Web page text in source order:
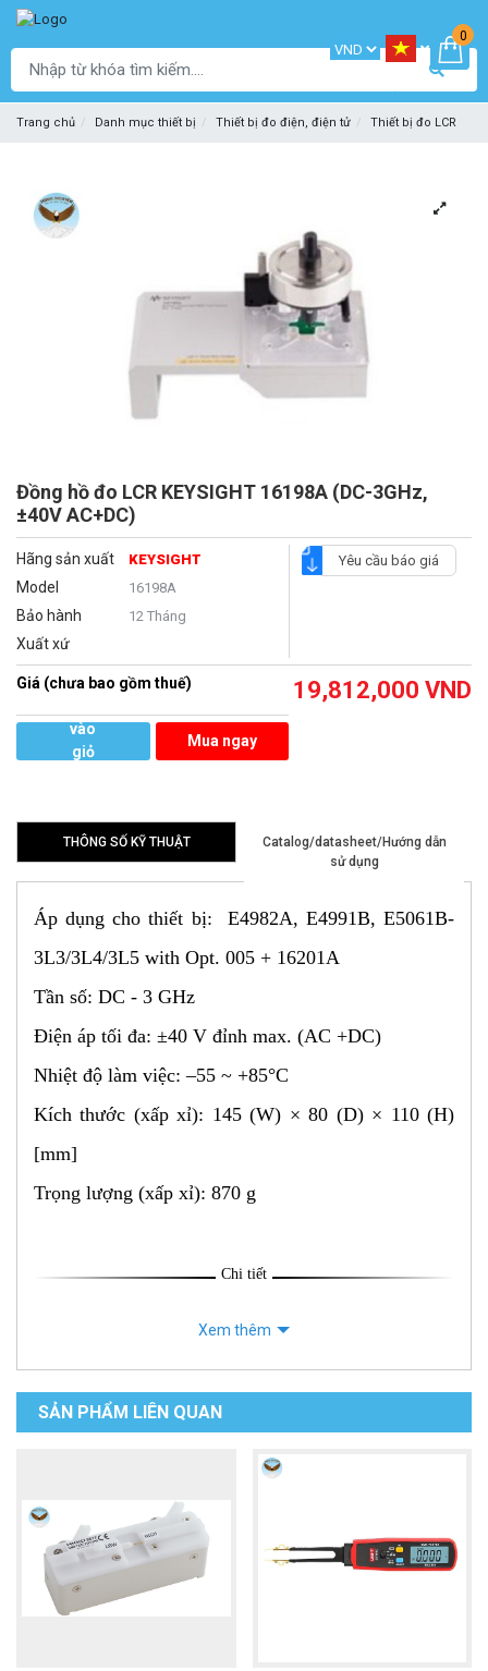
0
Trang chủ Danh mục thiết bị Thiết bị đo điện, điện tử Thiết bị đo LCR
Đồng hồ đo LCR KEYSIGHT 16198A (DC-3GHz,
±40V AC+DC)
Hãng sản xuất KEYSIGHT
Model 16198A
Bảo hành 12 Tháng
Xuất xứ
Yêu cầu báo giá
Giá (chưa bao gồm thuế) 19,812,000 VND
vào
giỏ
Mua ngay
THÔNG SỐ KỸ THUẬT
Catalog/datasheet/Hướng dẫn
sử dụng
Áp dụng cho thiết bị: E4982A, E4991B, E5061B-
3L3/3L4/3L5 with Opt. 005 + 16201A
Tần số: DC - 3 GHz
Điện áp tối đa: ±40 V đỉnh max. (AC +DC)
Nhiệt độ làm việc: –55 ~ +85°C
Kích thước (xấp xỉ): 145 (W) × 80 (D) × 110 (H)
[mm]
Trọng lượng (xấp xỉ): 870 g
Chi tiết
Xem thêm
SẢN PHẨM LIÊN QUAN